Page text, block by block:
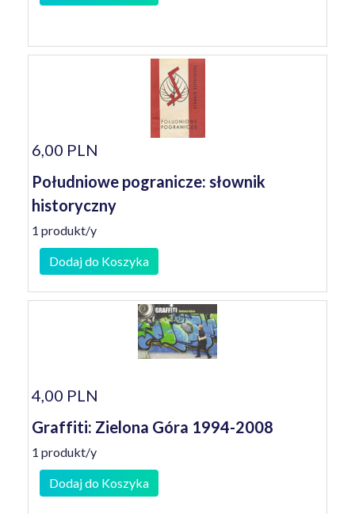
6,00 PLN
Południowe pogranicze: słownik
historyczny
1 produkt/y
Dodaj do Koszyka
4,00 PLN
Graffiti: Zielona Góra 1994-2008
1 produkt/y
Dodaj do Koszyka